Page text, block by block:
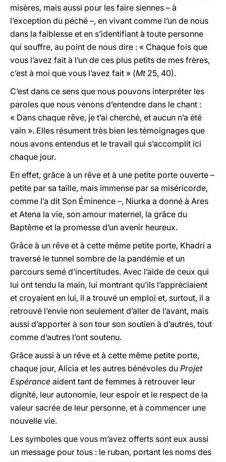
misères, mais aussi pour les faire siennes – à
l’exception du péché –, en vivant comme l’un de nous
dans la faiblesse et en s’identifiant à toute personne
qui souffre, au point de nous dire : « Chaque fois que
vous l’avez fait à l’un de ces plus petits de mes frères,
c’est à moi que vous l’avez fait » (Mt 25, 40).
C’est dans ce sens que nous pouvons interpréter les
paroles que nous venons d’entendre dans le chant :
« Dans chaque rêve, je t’ai cherché, et aucun n’a été
vain ». Elles résument très bien les témoignages que
nous avons entendus et le travail qui s’accomplit ici
chaque jour.
En effet, grâce à un rêve et à une petite porte ouverte –
petite par sa taille, mais immense par sa miséricorde,
comme l’a dit Son Éminence –, Niurka a donné à Ares
et Atena la vie, son amour maternel, la grâce du
Baptême et la promesse d’un avenir heureux.
Grâce à un rêve et à cette même petite porte, Khadri a
traversé le tunnel sombre de la pandémie et un
parcours semé d’incertitudes. Avec l’aide de ceux qui
lui ont tendu la main, lui montrant qu’ils l’appréciaient
et croyaient en lui, il a trouvé un emploi et, surtout, il a
retrouvé l’envie non seulement d’aller de l’avant, mais
aussi d’apporter à son tour son soutien à d’autres, tout
comme d’autres l’ont soutenu.
Grâce aussi à un rêve et à cette même petite porte,
chaque jour, Alicia et les autres bénévoles du Projet
Espérance aident tant de femmes à retrouver leur
dignité, leur autonomie, leur espoir et le respect de la
valeur sacrée de leur personne, et à commencer une
nouvelle vie.
Les symboles que vous m’avez offerts sont eux aussi
un message pour tous : le ruban, portant les noms des